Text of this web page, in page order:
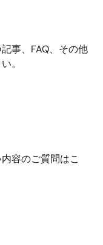
事、FAQ、その他
。
容のご質問はこ